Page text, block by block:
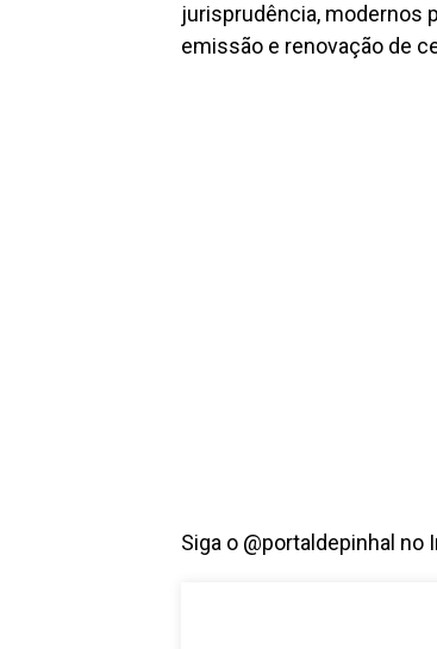
jurisprudência, modernos
emissão e renovação de
Siga o @portaldepinhal no